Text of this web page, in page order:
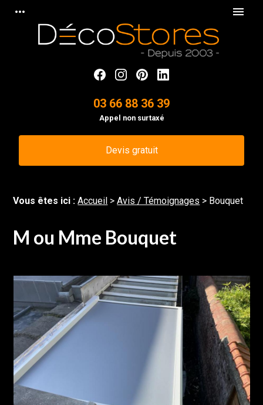
more_horiz menu
03 66 88 36 39
Appel non surtaxé
Devis gratuit
Vous êtes ici :Accueil >Avis / Témoignages > Bouquet
M ou Mme Bouquet